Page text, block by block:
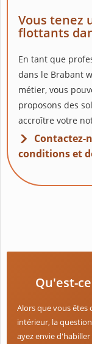
Vous tenez
flottants
En tant que
dans le Brabant
métier, vous
proposons des
accroître votre
Contactez-
conditions et
Qu'est-
Alors que vous êtes
intérieur, la
ayez envie